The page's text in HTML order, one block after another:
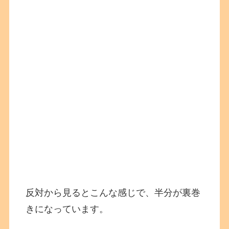
反対から見るとこんな感じで、半分が裏巻
きになっています。